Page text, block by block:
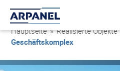
Hauptseite » Realisierte Objekte
Geschäftskomplex